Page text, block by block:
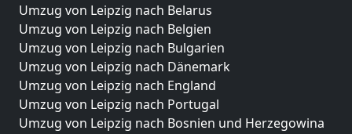
Umzug von Leipzig nach Belarus
Umzug von Leipzig nach Belgien
Umzug von Leipzig nach Bulgarien
Umzug von Leipzig nach Dänemark
Umzug von Leipzig nach England
Umzug von Leipzig nach Portugal
Umzug von Leipzig nach Bosnien und Herzegowina